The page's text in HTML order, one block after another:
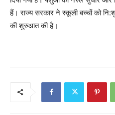
हैं। राज्य सरकार ने स्कूली बच्चों को
की शुरुआत की है।